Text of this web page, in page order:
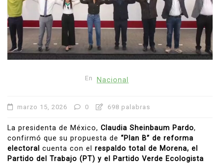
En Nacional
marzo 15, 2026 0 698 palabras
La presidenta de México, Claudia Sheinbaum Pardo,
confirmó que su propuesta de “Plan B” de reforma
electoral cuenta con el respaldo total de Morena, el
Partido del Trabajo (PT) y el Partido Verde Ecologista